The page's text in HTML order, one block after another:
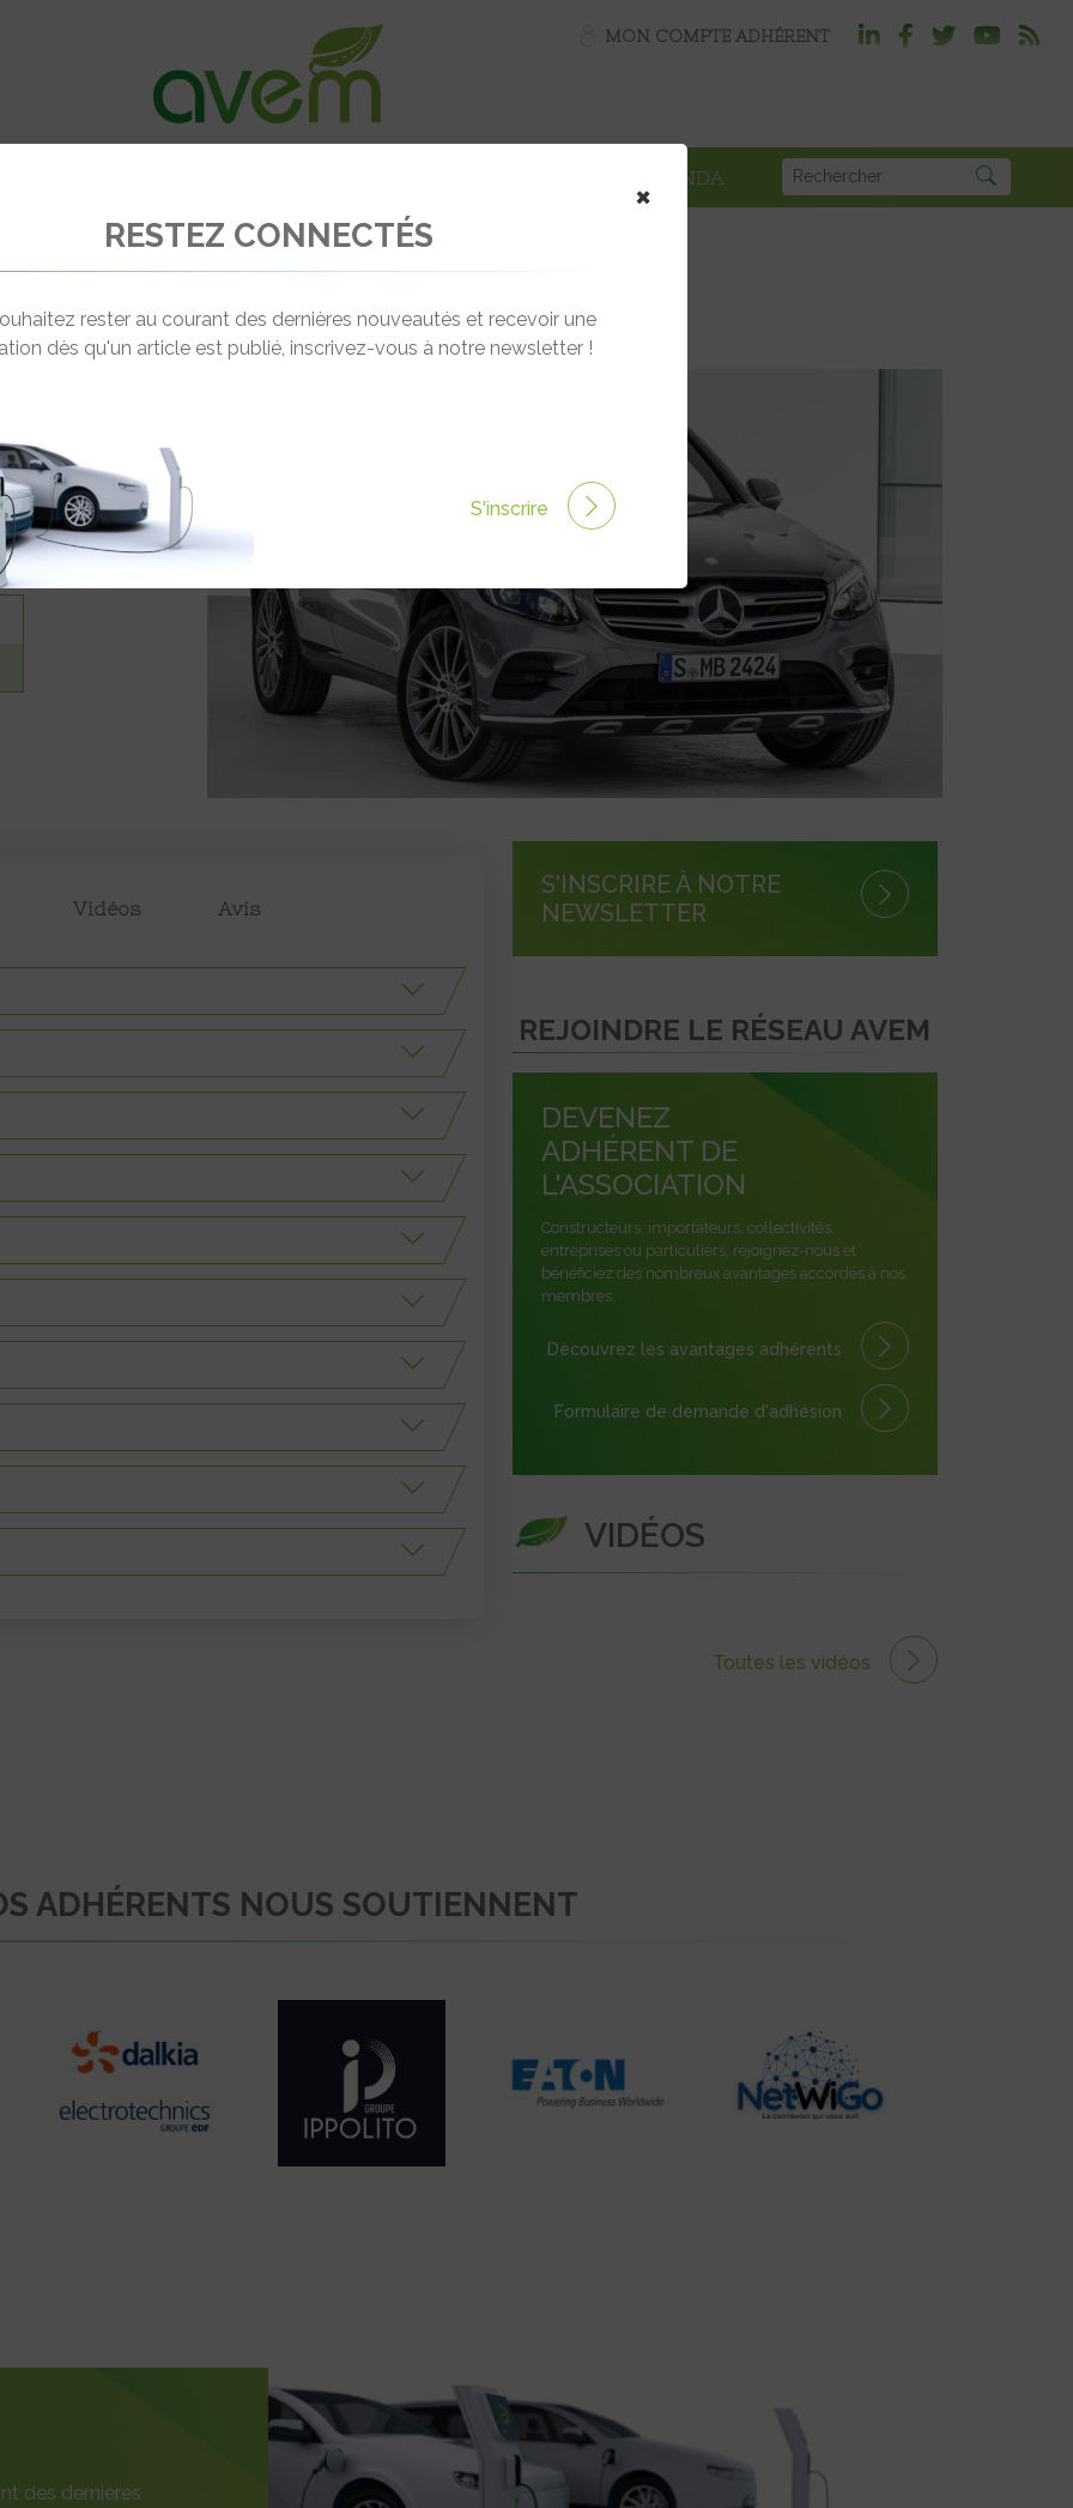
MON COMPTE ADHÉRENT
AGENDA
Vidéos Avis
S'INSCRIRE À NOTRE
NEWSLETTER
REJOINDRE LE RÉSEAU AVEM
DEVENEZ
ADHÉRENT DE
L'ASSOCIATION
Constructeurs, importateurs, collectivités,
entreprises ou particuliers, rejoignez-nous et
bénéficiez des nombreux avantages accordés à nos
membres.
Découvrez les avantages adhérents
Formulaire de demande d'adhésion
VIDÉOS
Toutes les vidéos
ADHÉRENTS NOUS SOUTIENNENT
des dernières
×
RESTEZ CONNECTÉS
rester au courant des dernières nouveautés et recevoir une
dès qu'un article est publié, inscrivez-vous à notre newsletter !
S'inscrire